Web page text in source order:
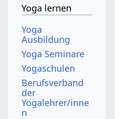
Yoga lernen
Yoga
Ausbildung
Yoga Seminare
Yogaschulen
Berufsverband
der
Yogalehrer/inne
n